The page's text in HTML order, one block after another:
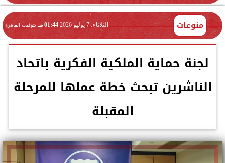
منوعات الثلاثاء، 7 يوليو 2026 01:44 مـ بتوقيت القاهرة
لجنة حماية الملكية الفكرية باتحاد
الناشرين تبحث خطة عملها للمرحلة
المقبلة